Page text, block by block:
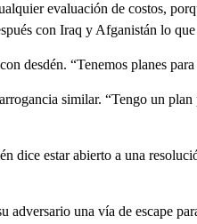
evaluación de costos,
con Iraq y Afganistán lo
desdén. “Tenemos planes
similar. “Tengo un
dice estar abierto a una
adversario una vía de escape